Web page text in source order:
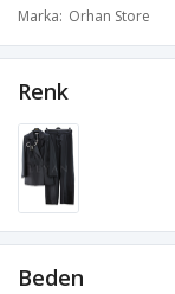
Marka Orhan Store
Renk
Beden